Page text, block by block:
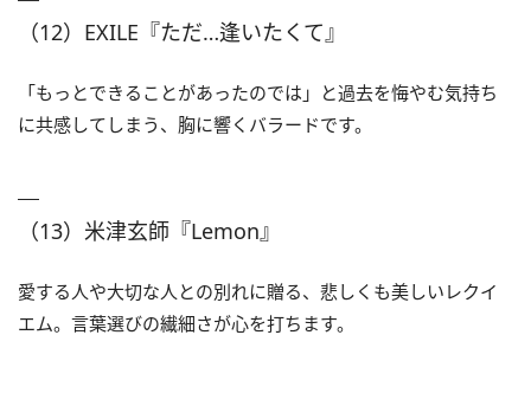
（12）EXILE『ただ…逢いたくて』
「もっとできることがあったのでは」と過去を悔やむ気持ち
に共感してしまう、胸に響くバラードです。
（13）米津玄師『Lemon』
愛する人や大切な人との別れに贈る、悲しくも美しいレクイ
エム。言葉選びの繊細さが心を打ちます。